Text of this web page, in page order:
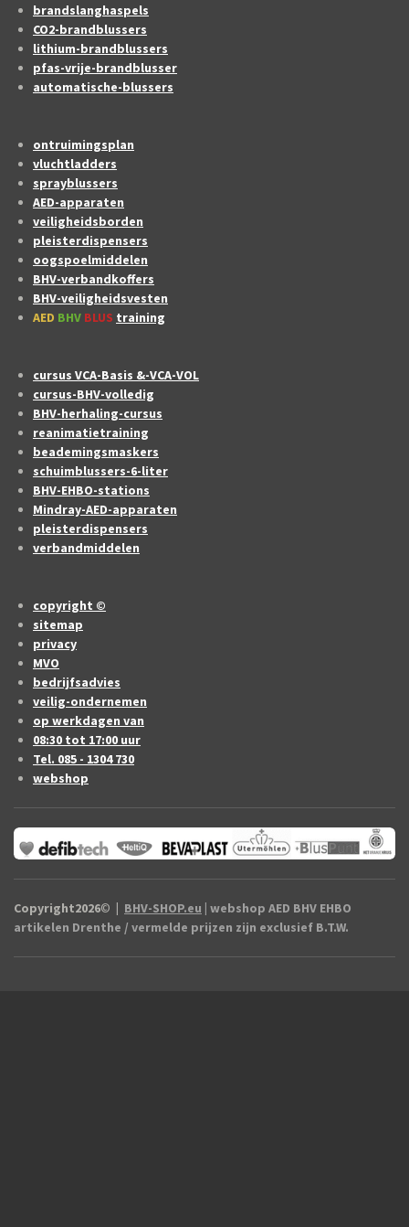
brandslanghaspels
CO2-brandblussers
lithium-brandblussers
pfas-vrije-brandblusser
automatische-blussers
ontruimingsplan
vluchtladders
sprayblussers
AED-apparaten
veiligheidsborden
pleisterdispensers
oogspoelmiddelen
BHV-verbandkoffers
BHV-veiligheidsvesten
AED BHV BLUS training
cursus VCA-Basis &-VCA-VOL
cursus-BHV-volledig
BHV-herhaling-cursus
reanimatietraining
beademingsmaskers
schuimblussers-6-liter
BHV-EHBO-stations
Mindray-AED-apparaten
pleisterdispensers
verbandmiddelen
copyright ©
sitemap
privacy
MVO
bedrijfsadvies
veilig-ondernemen
op werkdagen van
08:30 tot 17:00 uur
Tel. 085 - 1304 730
webshop
Copyright2026© | BHV-SHOP.eu | webshop AED BHV EHBO
artikelen Drenthe / vermelde prijzen zijn exclusief B.T.W.